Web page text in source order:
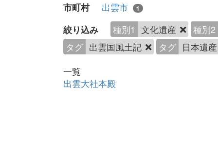
市町村 出雲市 1
絞り込み 種別1 文化遺産
種別2
タグ 出雲国風土記 タグ 日本遺
一覧
出雲大社本殿